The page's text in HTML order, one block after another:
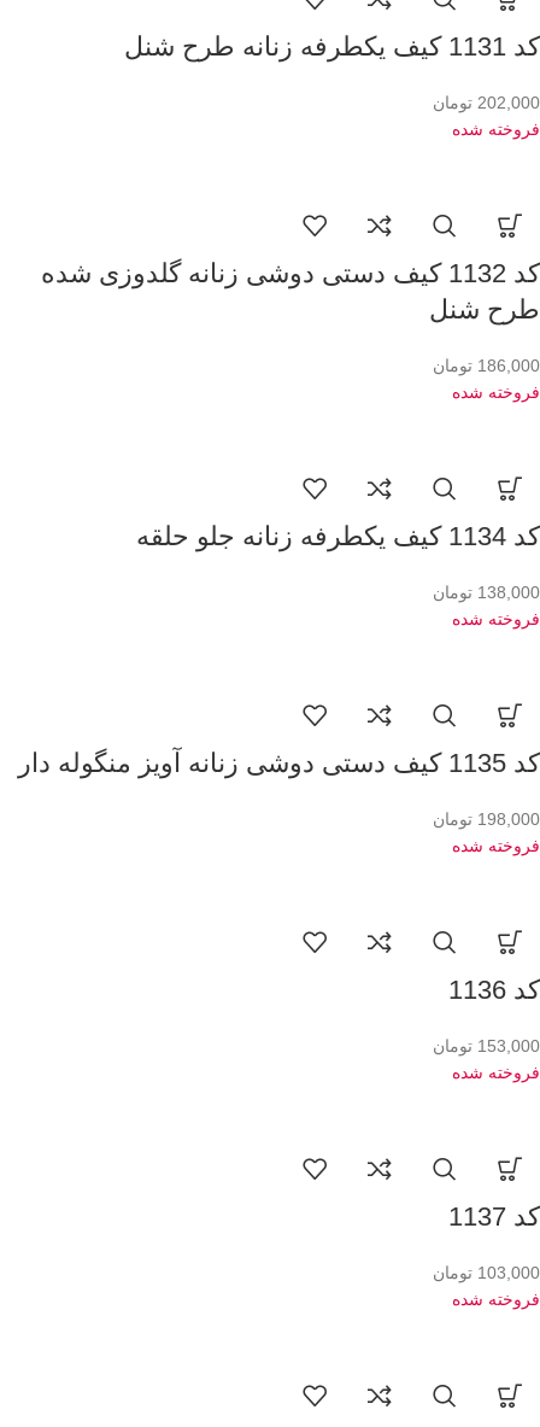
کد 1131 کیف یکطرفه زنانه طرح شنل
202,000 تومان
فروخته شده
کد 1132 کیف دستی دوشی زنانه گلدوزی شده
طرح شنل
186,000 تومان
فروخته شده
کد 1134 کیف یکطرفه زنانه جلو حلقه
138,000 تومان
فروخته شده
کد 1135 کیف دستی دوشی زنانه آویز منگوله دار
198,000 تومان
فروخته شده
کد 1136
153,000 تومان
فروخته شده
کد 1137
103,000 تومان
فروخته شده